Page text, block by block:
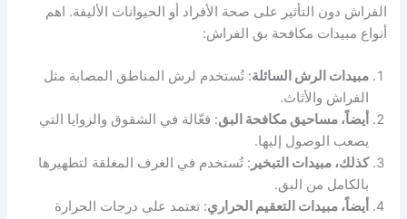
الفراش دون التأثير على صحة الأفراد أو الحيوانات الأليفة. اهم
أنواع مبيدات مكافحة بق الفراش:
مبيدات الرش السائلة: تُستخدم لرش المناطق المصابة مثل
الفراش والأثاث.
أيضاً، مساحيق مكافحة البق: فعّالة في الشقوق والزوايا التي
يصعب الوصول إليها.
كذلك، مبيدات التبخير : تُستخدم في الغرف المغلقة لتطهيرها
بالكامل من البق.
أيضاً، مبيدات التعقيم الحراري: تعتمد على درجات الحرارة